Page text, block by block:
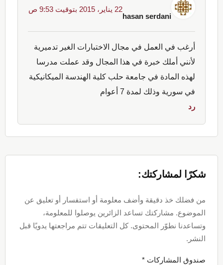
hasan serdani
22 يناير، 2015 بتوقيت 9:53 ص
أرغب في العمل في مجال الاختبارات الغير تدميرية
لأنني أملك خبرة في هذا المجال وقد عملت مدرسا
لهذه المادة في جامعة حلب كلية الهندسة الميكانيكية
في سورية وذلك لمدة 7 أعوام
رد
شكرًا لمشاركتك:
من فضلك خذ دقيقة وأضف معلومة أو استفسار أو تعليق عن
الموضوع. مشاركتك تساعد الزائرين يوصلوا للمعلومة،
وتساعدنا نطوّر المحتوى. كل التعليقات تتم مراجعتها يدويًا قبل
النشر.
صندوق المشاركات *